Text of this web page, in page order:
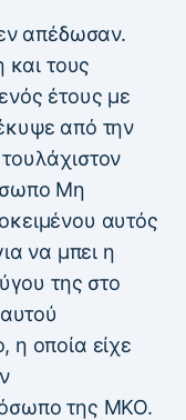
απέδωσαν.
και τους
έτους με
από την
Μη
αυτός
να μπει η
της στο
η οποία είχε
της ΜΚΟ.